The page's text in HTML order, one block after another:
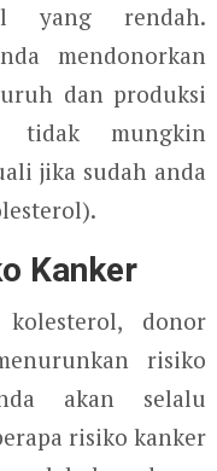
yang rendah.
mendonorkan
dan produksi
mungkin
jika sudah anda
Kanker
donor
risiko
akan selalu
risiko kanker